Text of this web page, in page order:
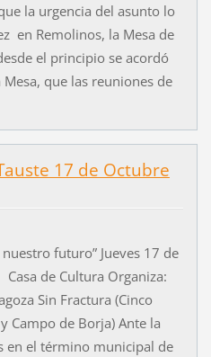
la urgencia del asunto lo
en Remolinos, la Mesa de
el principio se acordó
que las reuniones de
17 de Octubre
futuro” Jueves 17 de
de Cultura Organiza:
Sin Fractura (Cinco
Campo de Borja) Ante la
en el término municipal de